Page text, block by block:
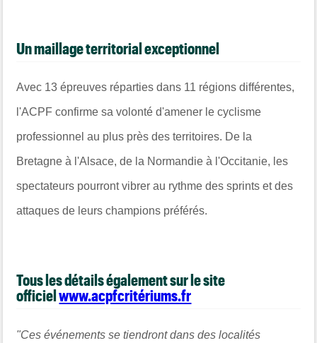
Un maillage territorial exceptionnel
Avec 13 épreuves réparties dans 11 régions différentes,
l'ACPF confirme sa volonté d'amener le cyclisme
professionnel au plus près des territoires. De la
Bretagne à l'Alsace, de la Normandie à l'Occitanie, les
spectateurs pourront vibrer au rythme des sprints et des
attaques de leurs champions préférés.
Tous les détails également sur le site
officielwww.acpfcritériums.fr
"Ces événements se tiendront dans des localités